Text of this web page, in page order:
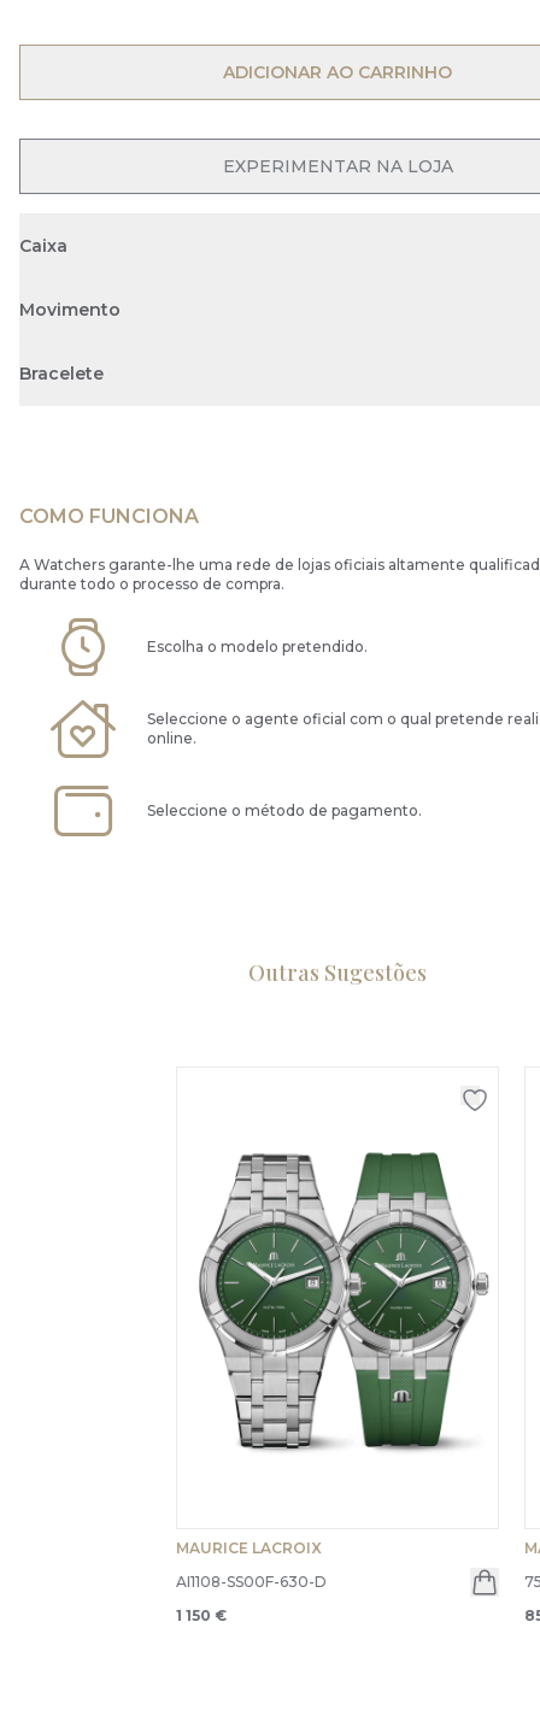
OPEN MENU
ADICIONAR AO CARRINHO
EXPERIMENTAR NA LOJA
Caixa
Movimento
Bracelete
COMO FUNCIONA
A Watchers garante-lhe uma rede de lojas oficiais altamente
durante todo o processo de compra.
Escolha o modelo pretendido.
Seleccione o agente oficial com o qual pretende
online.
Seleccione o método de pagamento.
Outras Sugestões
MAURICE LACROIX
AI1108-SS00F-630-D
1 150 €